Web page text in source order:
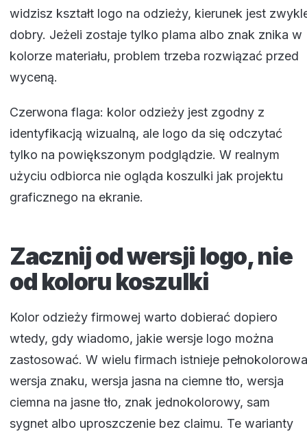
widzisz kształt logo na odzieży, kierunek jest
dobry. Jeżeli zostaje tylko plama albo znak znika w
kolorze materiału, problem trzeba rozwiązać przed
wyceną.
Czerwona flaga: kolor odzieży jest zgodny z
identyfikacją wizualną, ale logo da się odczytać
tylko na powiększonym podglądzie. W realnym
użyciu odbiorca nie ogląda koszulki jak projektu
graficznego na ekranie.
Zacznij od wersji logo, nie
od koloru koszulki
Kolor odzieży firmowej warto dobierać dopiero
wtedy, gdy wiadomo, jakie wersje logo można
zastosować. W wielu firmach istnieje pełnokolorowa
wersja znaku, wersja jasna na ciemne tło, wersja
ciemna na jasne tło, znak jednokolorowy, sam
sygnet albo uproszczenie bez claimu. Te warianty